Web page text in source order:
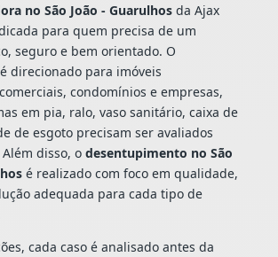
no São João - Guarulhosda Ajax
para quem precisa de um
seguro e bem orientado. O
direcionado para imóveis
condomínios e empresas,
em pia, ralo, vaso sanitário, caixa de
de esgoto precisam ser avaliados
disso, o desentupimento no São
é realizado com foco em qualidade,
adequada para cada tipo de
cada caso é analisado antes da